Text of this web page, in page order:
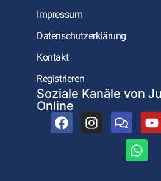
Impressum
Datenschutzerklärung
Kontakt
Registrieren
Soziale Kanäle von
Online